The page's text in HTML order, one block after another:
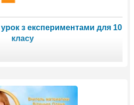
урок з експериментами для 10
класу